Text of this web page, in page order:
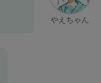
やえちゃん